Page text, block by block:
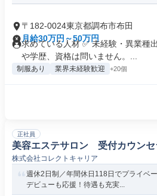
〒182-0024東京都調布市布田
月給30万円～50万円
求めている人材 ✅ 未経験・異業種
や学歴、資格は問いません。...
制服あり 業界未経験歓迎 +20個
正社員
美容エステサロン 受付カウンセ
株式会社コレクトキャリア
週休2日制／年間休日118日でプライベ
デビューも応援！待遇も充実...